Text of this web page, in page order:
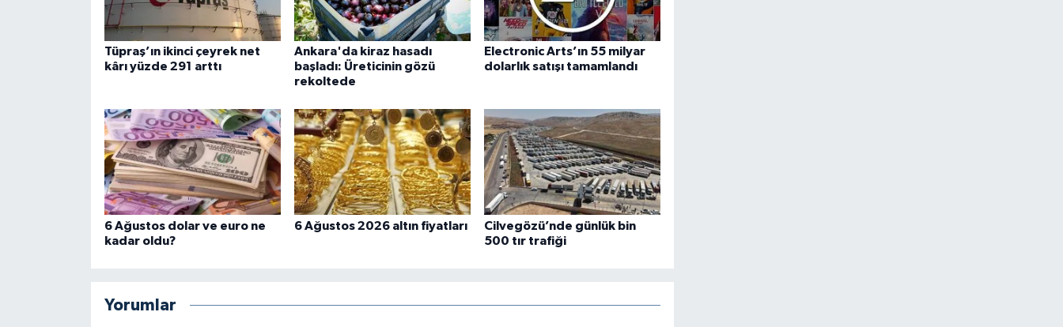
Tüpraş’ın ikinci çeyrek net
kârı yüzde 291 arttı
Ankara'da kiraz hasadı
başladı: Üreticinin gözü
rekoltede
Electronic Arts’ın 55 milyar
dolarlık satışı tamamlandı
6 Ağustos dolar ve euro ne
kadar oldu?
6 Ağustos 2026 altın fiyatları
Cilvegözü’nde günlük bin
500 tır trafiği
Yorumlar